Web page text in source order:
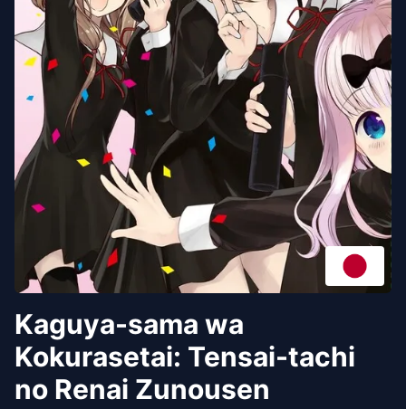
Kaguya-sama wa
Kokurasetai: Tensai-tachi
no Renai Zunousen